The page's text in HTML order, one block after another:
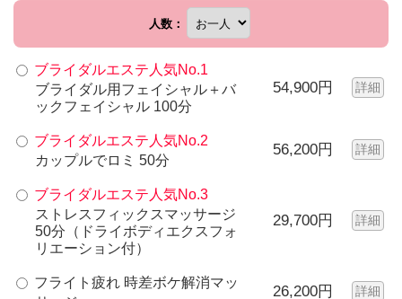
人数：
ブライダルエステ人気No.1
ブライダル用フェイシャル＋バ
ックフェイシャル 100分
54,900円 詳細
ブライダルエステ人気No.2
カップルでロミ 50分
56,200円 詳細
ブライダルエステ人気No.3
ストレスフィックスマッサージ
50分（ドライボディエクスフォ
リエーション付）
29,700円 詳細
フライト疲れ 時差ボケ解消マッ
26,200円 詳細